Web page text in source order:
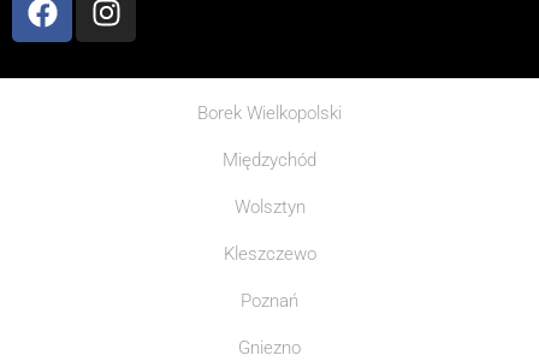
Borek Wielkopolski
Międzychód
Wolsztyn
Kleszczewo
Poznań
Gniezno